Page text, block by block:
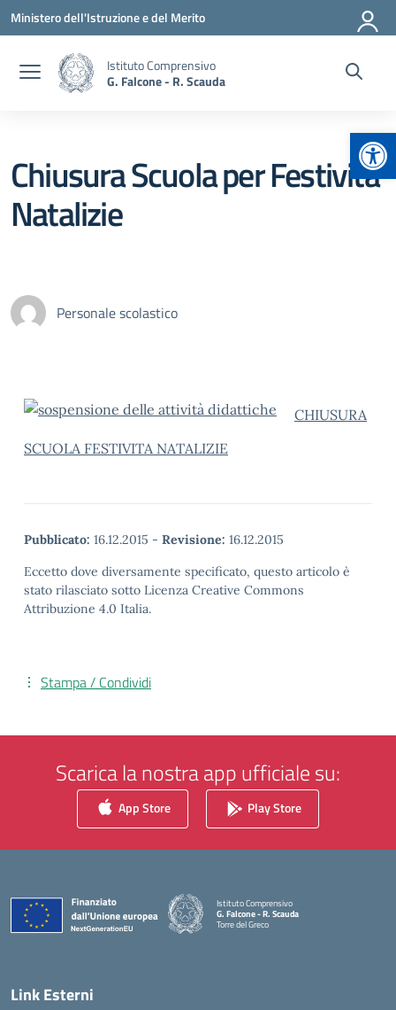
Vai ai contenuti
Vai al menu di navigazione
Vai al footer
Ministero dell'Istruzione e del Merito
Istituto Comprensivo
G. Falcone - R. Scauda
Chiusura Scuola per Festività
Natalizie
Personale scolastico
CHIUSURA
SCUOLA FESTIVITA NATALIZIE
Pubblicato: 16.12.2015 - Revisione: 16.12.2015
Eccetto dove diversamente specificato, questo articolo è
stato rilasciato sotto Licenza Creative Commons
Attribuzione 4.0 Italia.
Stampa / Condividi
Scarica la nostra app ufficiale su:
App Store Play Store
Istituto Comprensivo
G. Falcone - R. Scauda
Torre del Greco
Link Esterni